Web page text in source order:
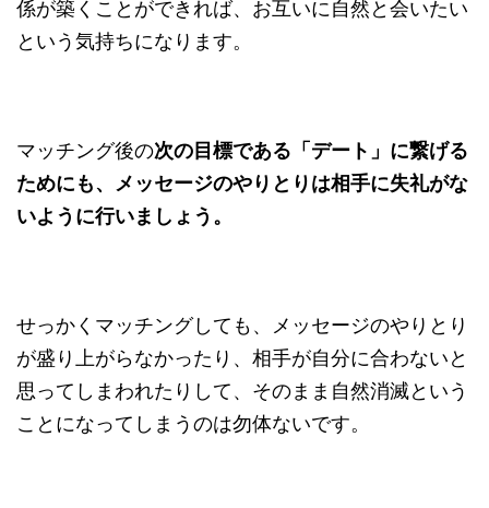
係が築くことができれば、お互いに自然と会いたい
という気持ちになります。
マッチング後の次の目標である「デート」に繋げる
ためにも、メッセージのやりとりは相手に失礼がな
いように行いましょう。
せっかくマッチングしても、メッセージのやりとり
が盛り上がらなかったり、相手が自分に合わないと
思ってしまわれたりして、そのまま自然消滅という
ことになってしまうのは勿体ないです。